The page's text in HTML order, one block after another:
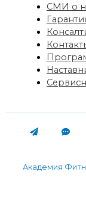
СМИ о
Академия